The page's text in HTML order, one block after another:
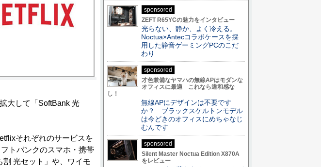
大して「SoftBank 光
それぞれのサービスを
トバンクのスマホ・携帯
光セット」や、ワイモ
sponsored
ZEFT R65YCの魅力をインタビュー
光らない、静か、よく冷える。
Noctua×Antecコラボケースを採
用した静音ゲーミングPCのこだ
わり
sponsored
才色兼備なヤマハの無線APはモダンな
オフィスに最適 これなら違和感な
し！
無線APにデザインは不要です
か？ ブラックスケルトンモデル
は今どきのオフィスにめちゃなじ
むんです
sponsored
Silent Master Noctua Edition X870A
をレビュー